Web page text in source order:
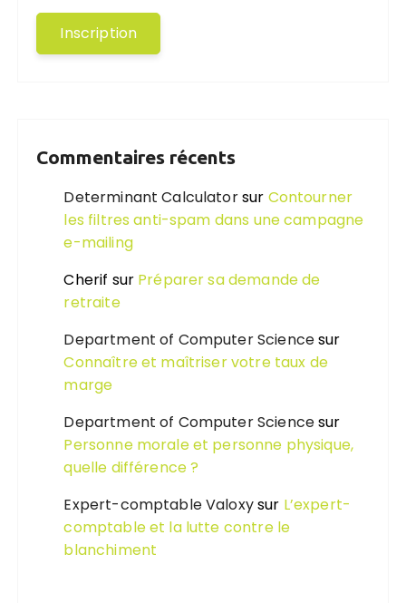
Commentaires récents
Determinant Calculatorsur Contourner
les filtres anti-spam dans une campagne
e-mailing
Cherif sur Préparer sa demande de
retraite
Department of Computer Sciencesur
Connaître et maîtriser votre taux de
marge
Department of Computer Sciencesur
Personne morale et personne physique,
quelle différence ?
Expert-comptable Valoxysur L’expert-
comptable et la lutte contre le
blanchiment